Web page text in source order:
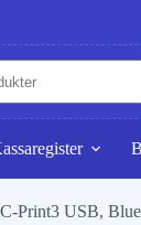
Print3 USB,